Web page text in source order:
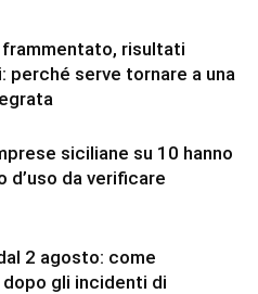
risultati
perché serve tornare a una
siciliane su 10 hanno
d’uso da verificare
2 agosto: come
gli incidenti di